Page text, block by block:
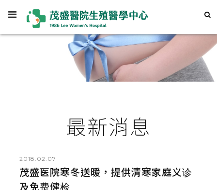
最新消息
2018.02.07
茂盛医院寒冬送暖，提供清寒家庭义诊
及免费健检